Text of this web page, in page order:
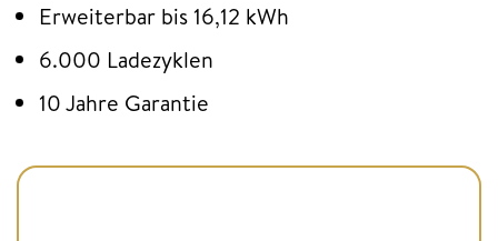
Erweiterbar bis 16,12 kWh
6.000 Ladezyklen
10 Jahre Garantie